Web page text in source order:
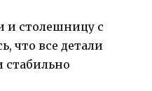
и столешницу с
что все детали